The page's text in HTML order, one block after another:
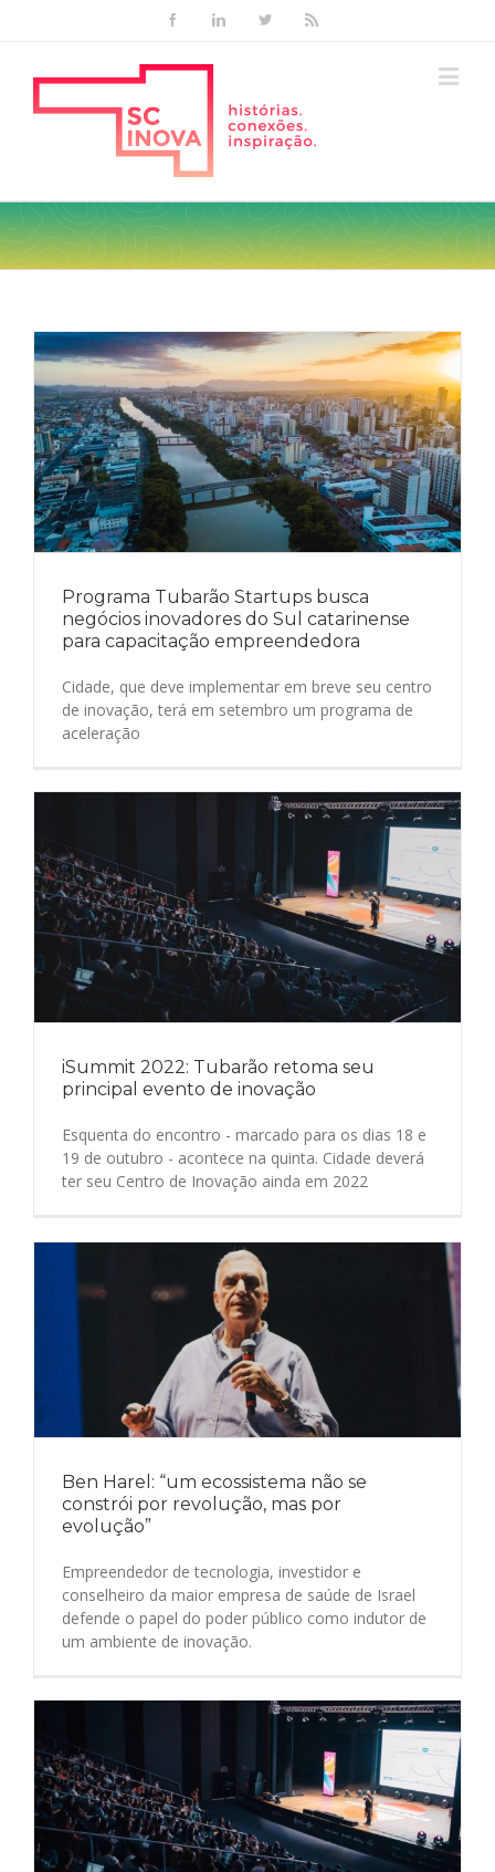
FacebookLinkedinTwitter
Programa Tubarão Startups busca
negócios inovadores do Sul catarinense
para capacitação empreendedora
Cidade, que deve implementar em breve seu centro
de inovação, terá em setembro um programa de
aceleração
iSummit 2022: Tubarão retoma seu
principal evento de inovação
Esquenta do encontro - marcado para os dias 18 e
19 de outubro - acontece na quinta. Cidade deverá
ter seu Centro de Inovação ainda em 2022
Ben Harel: “um ecossistema não se
constrói por revolução, mas por
evolução”
Empreendedor de tecnologia, investidor e
conselheiro da maior empresa de saúde de Israel
defende o papel do poder público como indutor de
um ambiente de inovação.